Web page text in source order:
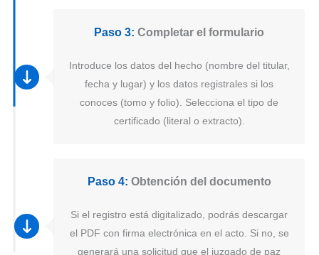
Paso 3: Completar el formulario
Introduce los datos del hecho (nombre del titular,
fecha y lugar) y los datos registrales si los
conoces (tomo y folio). Selecciona el tipo de
certificado (literal o extracto).
Paso 4: Obtención del documento
Si el registro está digitalizado, podrás descargar
el PDF con firma electrónica en el acto. Si no, se
generará una solicitud que el juzgado de paz